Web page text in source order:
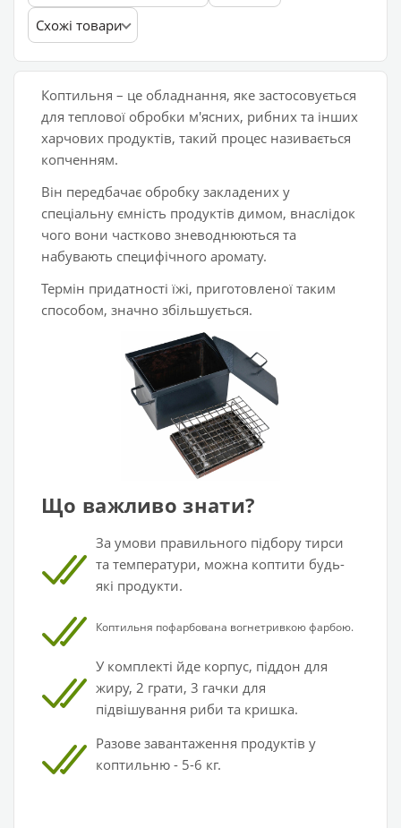
Схожі товари
Коптильня – це обладнання, яке застосовується
для теплової обробки м'ясних, рибних та інших
харчових продуктів, такий процес називається
копченням.
Він передбачає обробку закладених у
спеціальну ємність продуктів димом, внаслідок
чого вони частково зневоднюються та
набувають специфічного аромату.
Термін придатності їжі, приготовленої таким
способом, значно збільшується.
Що важливо знати?
За умови правильного підбору тирси
та температури, можна коптити будь-
які продукти.
Коптильня пофарбована вогнетривкою фарбою.
У комплекті йде корпус, піддон для
жиру, 2 грати, 3 гачки для
підвішування риби та кришка.
Разове завантаження продуктів у
коптильню - 5-6 кг.